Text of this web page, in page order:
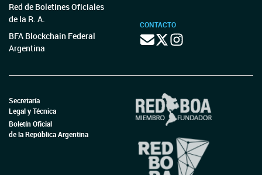
Red de Boletines Oficiales
de la R. A.
BFA Blockchain Federal
Argentina
CONTACTO
Secretaría
Legal y Técnica
Boletín Oficial
de la República Argentina